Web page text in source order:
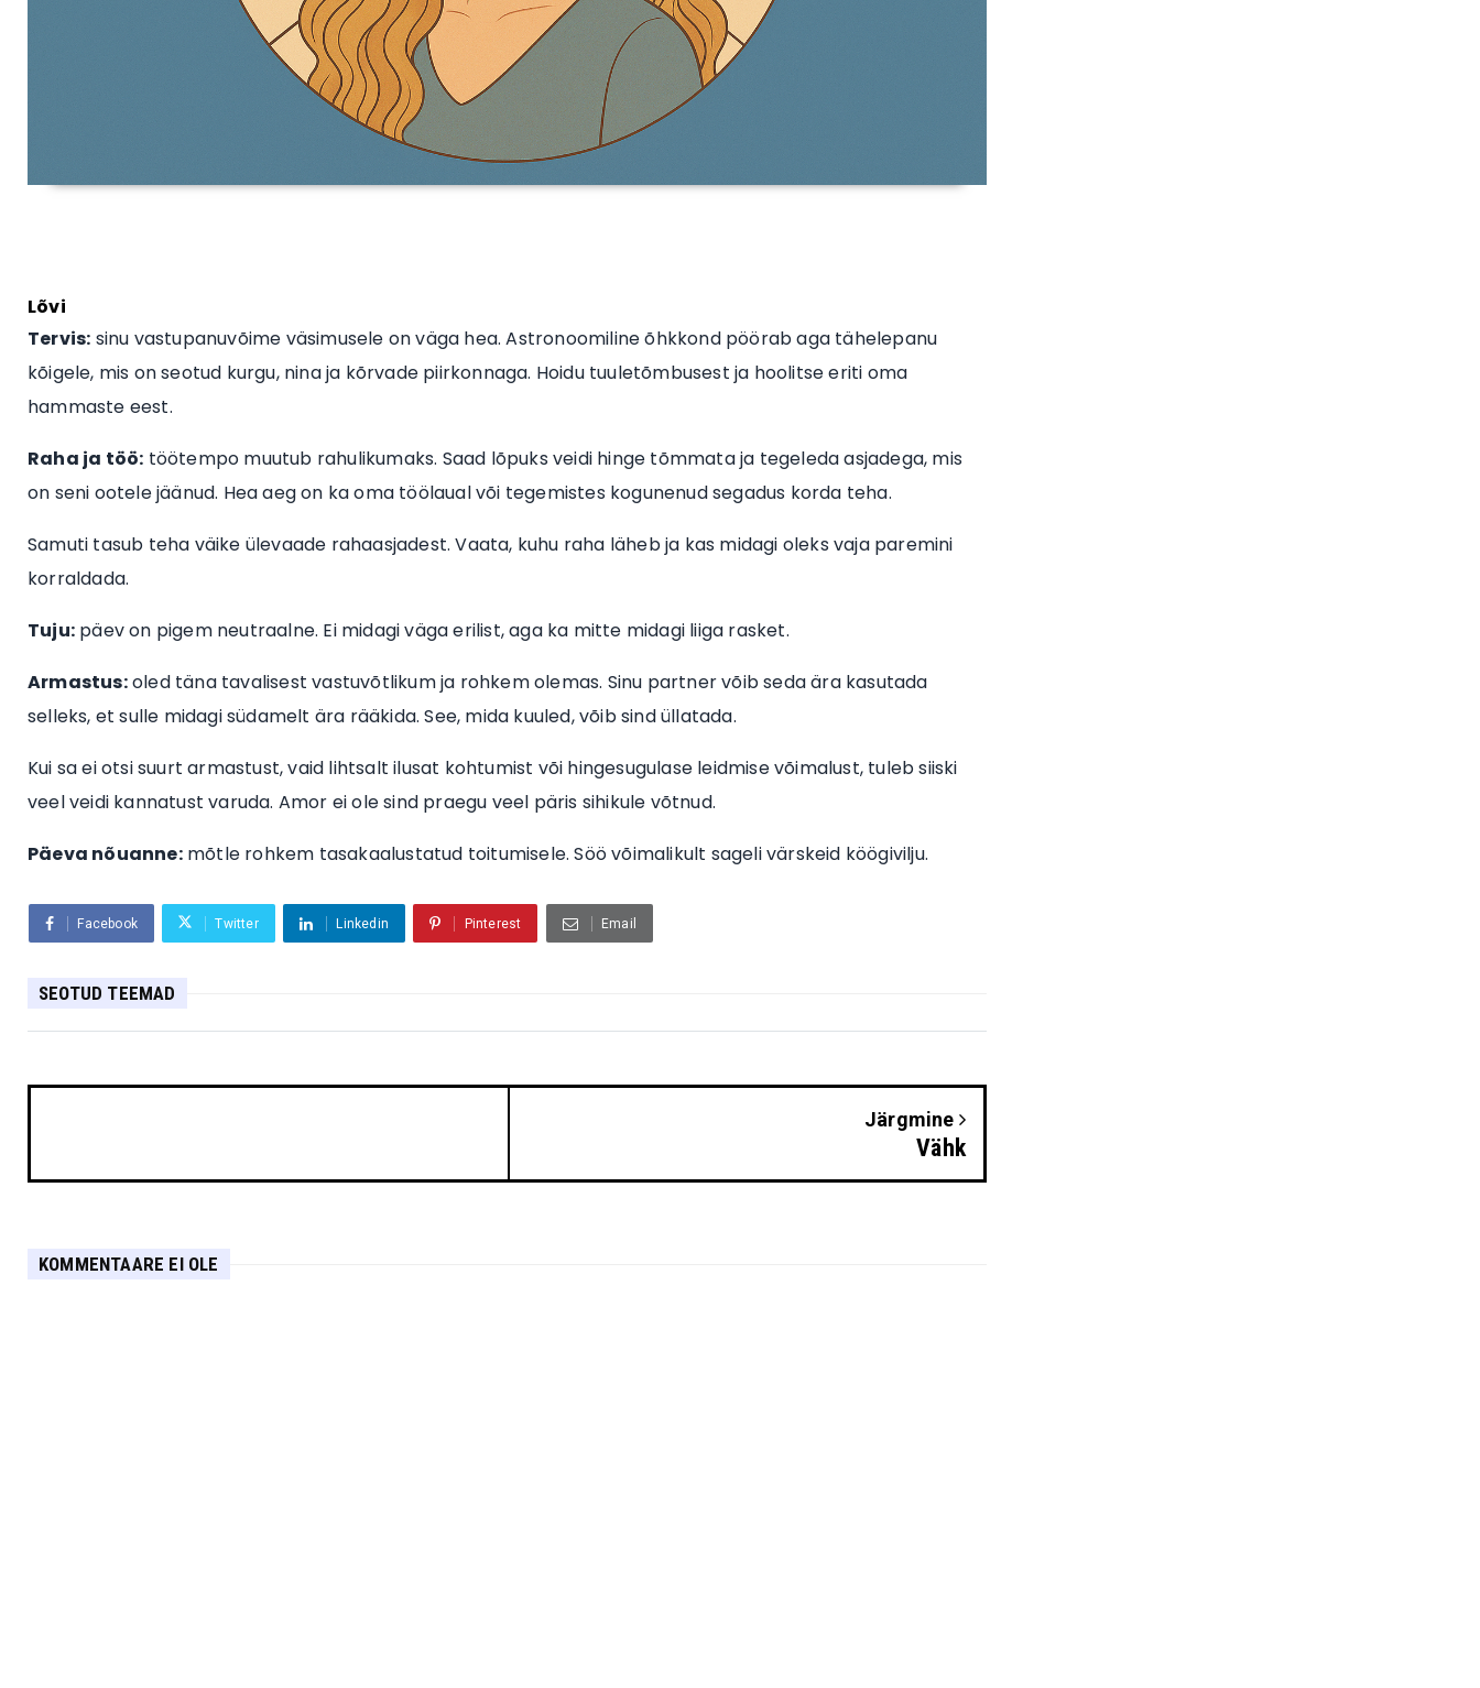
Lõvi
Tervis: sinu vastupanuvõime väsimusele on väga hea. Astronoomiline õhkkond pöörab aga tähelepanu
kõigele, mis on seotud kurgu, nina ja kõrvade piirkonnaga. Hoidu tuuletõmbusest ja hoolitse eriti oma
hammaste eest.
Raha ja töö: töötempo muutub rahulikumaks. Saad lõpuks veidi hinge tõmmata ja tegeleda asjadega, mis
on seni ootele jäänud. Hea aeg on ka oma töölaual või tegemistes kogunenud segadus korda teha.
Samuti tasub teha väike ülevaade rahaasjadest. Vaata, kuhu raha läheb ja kas midagi oleks vaja paremini
korraldada.
Tuju: päev on pigem neutraalne. Ei midagi väga erilist, aga ka mitte midagi liiga rasket.
Armastus:oled täna tavalisest vastuvõtlikum ja rohkem olemas. Sinu partner võib seda ära kasutada
selleks, et sulle midagi südamelt ära rääkida. See, mida kuuled, võib sind üllatada.
Kui sa ei otsi suurt armastust, vaid lihtsalt ilusat kohtumist või hingesugulase leidmise võimalust, tuleb siiski
veel veidi kannatust varuda. Amor ei ole sind praegu veel päris sihikule võtnud.
Päeva nõuanne:mõtle rohkem tasakaalustatud toitumisele. Söö võimalikult sageli värskeid köögivilju.
Facebook Twitter Linkedin Pinterest Email
SEOTUD TEEMAD
Järgmine
Vähk
KOMMENTAARE EI OLE